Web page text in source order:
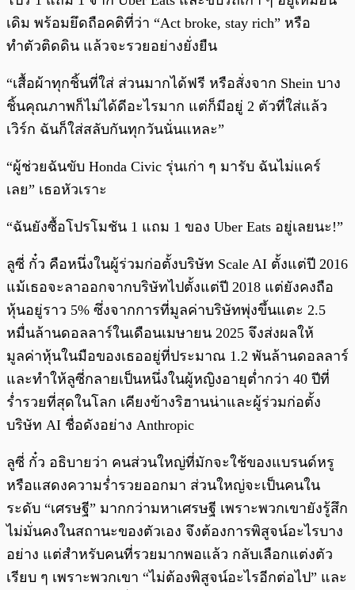
เดิม พร้อมยึดถือคติที่ว่า “Act broke, stay rich” หรือ
ทำตัวติดดิน แล้วจะรวยอย่างยั่งยืน
“เสื้อผ้าทุกชิ้นที่ใส่ ส่วนมากได้ฟรี หรือสั่งจาก Shein บาง
ชิ้นคุณภาพก็ไม่ได้ดีอะไรมาก แต่ก็มีอยู่ 2 ตัวที่ใส่แล้ว
เวิร์ก ฉันก็ใส่สลับกันทุกวันนั่นแหละ”
“ผู้ช่วยฉันขับ Honda Civic รุ่นเก่า ๆ มารับ ฉันไม่แคร์
เลย” เธอหัวเราะ
“ฉันยังซื้อโปรโมชัน 1 แถม 1 ของ Uber Eats อยู่เลยนะ!”
ลูซี่ กั๋ว คือหนึ่งในผู้ร่วมก่อตั้งบริษัท Scale AI ตั้งแต่ปี 2016
แม้เธอจะลาออกจากบริษัทไปตั้งแต่ปี 2018 แต่ยังคงถือ
หุ้นอยู่ราว 5% ซึ่งจากการที่มูลค่าบริษัทพุ่งขึ้นแตะ 2.5
หมื่นล้านดอลลาร์ในเดือนเมษายน 2025 จึงส่งผลให้
มูลค่าหุ้นในมือของเธออยู่ที่ประมาณ 1.2 พันล้านดอลลาร์
และทำให้ลูซี่กลายเป็นหนึ่งในผู้หญิงอายุต่ำกว่า 40 ปีที่
ร่ำรวยที่สุดในโลก เคียงข้างริฮานน่าและผู้ร่วมก่อตั้ง
บริษัท AI ชื่อดังอย่าง Anthropic
ลูซี่ กั๋ว อธิบายว่า คนส่วนใหญ่ที่มักจะใช้ของแบรนด์หรู
หรือแสดงความร่ำรวยออกมา ส่วนใหญ่จะเป็นคนใน
ระดับ “เศรษฐี” มากกว่ามหาเศรษฐี เพราะพวกเขายังรู้สึก
ไม่มั่นคงในสถานะของตัวเอง จึงต้องการพิสูจน์อะไรบาง
อย่าง แต่สำหรับคนที่รวยมากพอแล้ว กลับเลือกแต่งตัว
เรียบ ๆ เพราะพวกเขา “ไม่ต้องพิสูจน์อะไรอีกต่อไป” และ